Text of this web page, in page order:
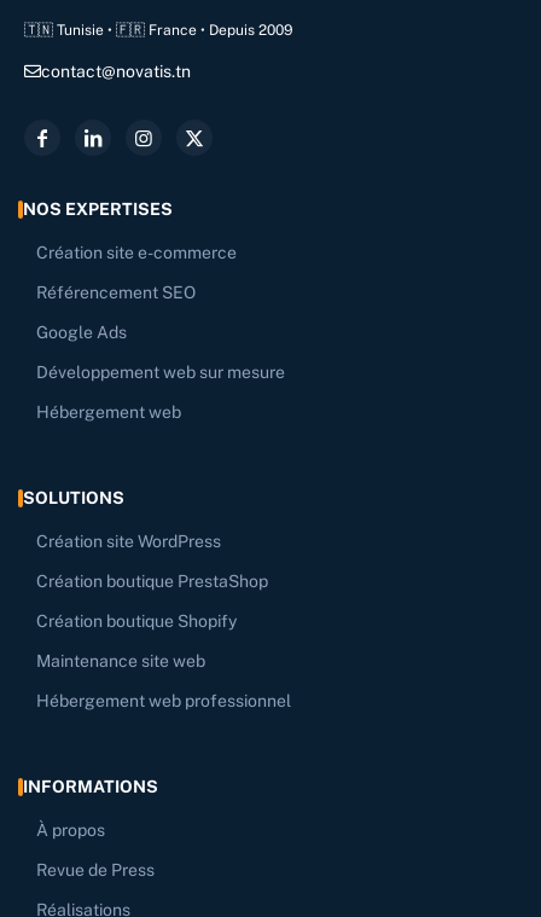
🇹🇳 Tunisie • 🇫🇷 France • Depuis 2009
contact@novatis.tn
NOS EXPERTISES
Création site e-commerce
Référencement SEO
Google Ads
Développement web sur mesure
Hébergement web
SOLUTIONS
Création site WordPress
Création boutique PrestaShop
Création boutique Shopify
Maintenance site web
Hébergement web professionnel
INFORMATIONS
À propos
Revue de Press
Réalisations